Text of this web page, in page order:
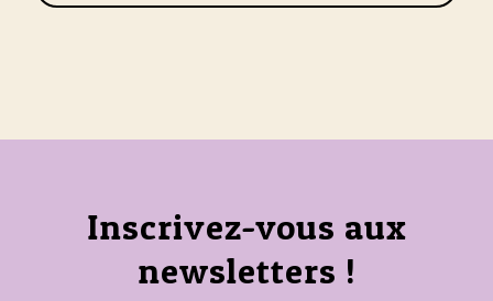
Inscrivez-vous aux
newsletters !